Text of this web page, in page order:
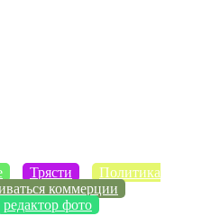
Трясти
Политика
коммерции
редактор фото